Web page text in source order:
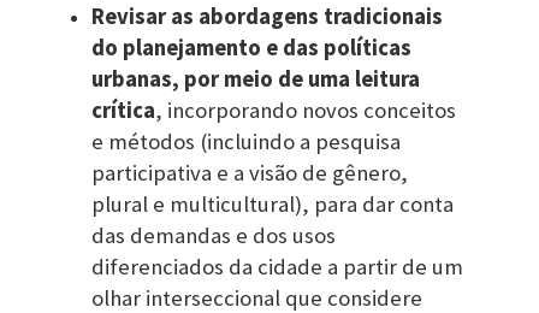
Revisar as abordagens tradicionais
do planejamento e das políticas
urbanas, por meio de uma leitura
crítica, incorporando novos conceitos
e métodos (incluindo a pesquisa
participativa e a visão de gênero,
plural e multicultural), para dar conta
das demandas e dos usos
diferenciados da cidade a partir de um
olhar interseccional que considere